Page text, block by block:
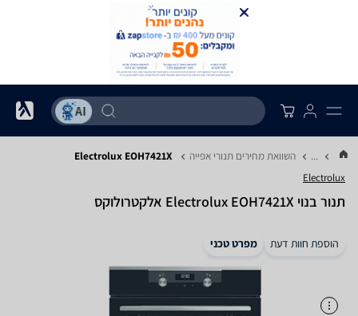
... השוואת מחירים תנורי אפייה Electrolux EOH7421X
Electrolux
‏תנור בנוי Electrolux EOH7421X אלקטרולוקס
הוספת חוות דעת מפרט טכני